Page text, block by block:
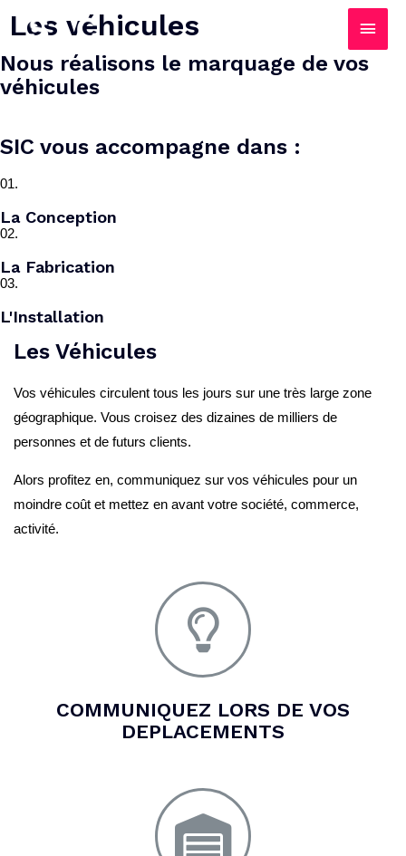
Les véhicules
Nous réalisons le marquage de vos
véhicules​
SIC vous accompagne dans :
01.
La Conception
02.
La Fabrication
03.
L'Installation
Les Véhicules
Vos véhicules circulent tous les jours sur une très large zone
géographique. Vous croisez des dizaines de milliers de
personnes et de futurs clients.
Alors profitez en, communiquez sur vos véhicules pour un
moindre coût et mettez en avant votre société, commerce,
activité.
COMMUNIQUEZ LORS DE VOS
DEPLACEMENTS